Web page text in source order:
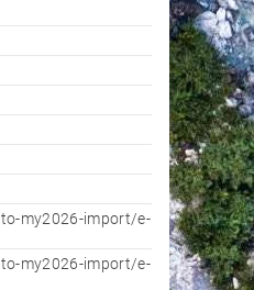
my2026-import/e-
my2026-import/e-